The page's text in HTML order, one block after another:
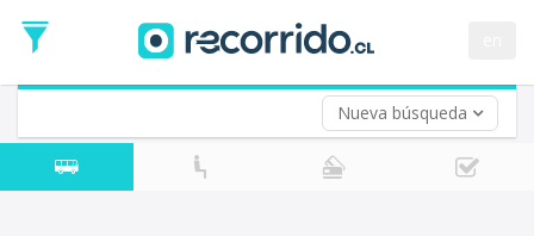
Nueva búsqueda
de
Ida
Vuelta (opcional)
Fecha
de